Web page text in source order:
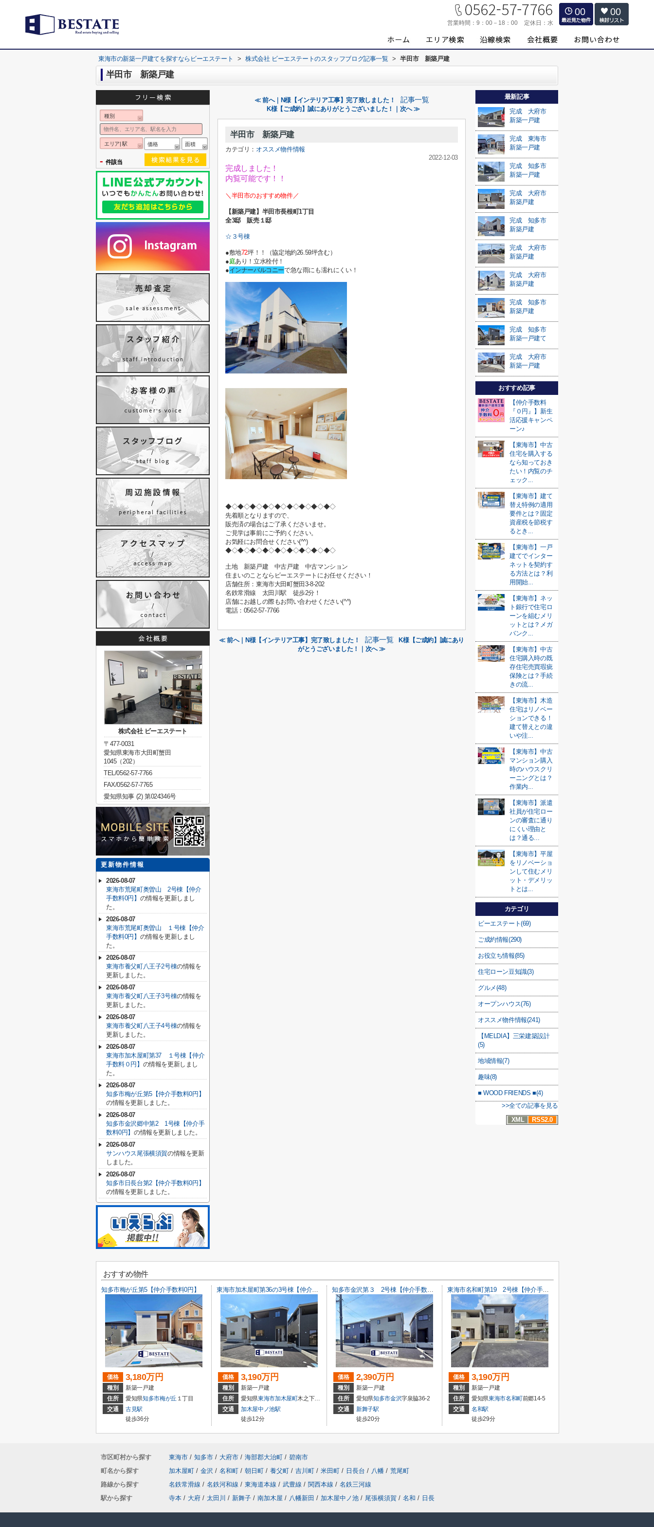
営業時間： 9：00－18：00 定休日： 水
00 00
東海市の新築一戸建てを探すならビーエステート > 株式会社 ビーエステートのスタッフブログ記事一覧 > 半田市 新築戸建
半田市 新築戸建
≪ 前へ｜N様【インテリア工事】完了致しました！ 記事一覧
K様【ご成約】誠にありがとうございました！｜次へ ≫
半田市 新築戸建
カテゴリ： オススメ物件情報
2022-12-03
完成しました！
内覧可能です！！
＼ 半田市のおすすめ物件／
【新築戸建】半田市長根町1丁目
全3邸 販売１邸
☆３号棟
●敷地72坪！！（協定地約26.59坪含む）
●庭あり！立水栓付！
●インナーバルコニーで急な雨にも濡れにくい！
◆◇◆◇◆◇◆◇◆◇◆◇◆◇◆◇◆◇
先着順となりますので、
販売済の場合はご了承くださいませ。
ご見学は事前にご予約ください。
お気軽にお問合せください(^^)
◆◇◆◇◆◇◆◇◆◇◆◇◆◇◆◇◆◇
土地 新築戸建 中古戸建 中古マンション
住まいのことならビーエステートにお任せください！
店舗住所：東海市大田町蟹田3-8-202
名鉄常滑線 太田川駅 徒歩2分！
店舗にお越しの際もお問い合わせください(^^)
電話：0562-57-7766
≪ 前へ｜N様【インテリア工事】完了致しました！ 記事一覧
K様【ご成約】誠にあり
がとうございました！｜次へ ≫
最新記事
完成 大府市
新築一戸建
完成 東海市
新築一戸建
完成 知多市
新築一戸建
完成 大府市
新築戸建
完成 知多市
新築戸建
完成 大府市
新築戸建
完成 大府市
新築戸建
完成 知多市
新築戸建
完成 知多市
新築一戸建て
完成 大府市
新築一戸建
おすすめ記事
【仲介手数料
『０円』】新生
活応援キャンペ
ーン♪
【東海市】中古
住宅を購入する
なら知っておき
たい！内覧のチ
ェック...
【東海市】建て
替え特例の適用
要件とは？固定
資産税を節税す
るとき...
【東海市】一戸
建てでインター
ネットを契約す
る方法とは？利
用開始...
【東海市】ネッ
ト銀行で住宅ロ
ーンを組むメリ
ットとは？メガ
バンク...
【東海市】中古
住宅購入時の既
存住宅売買瑕疵
保険とは？手続
きの流...
【東海市】木造
住宅はリノベー
ションできる！
建て替えとの違
いや注...
【東海市】中古
マンション購入
時のハウスクリ
ーニングとは？
作業内...
【東海市】派遣
社員が住宅ロー
ンの審査に通り
にくい理由と
は？通る...
【東海市】平屋
をリノベーショ
ンして住むメリ
ット・デメリッ
トとは...
カテゴリ
ビーエステート(69)
ご成約情報(290)
お役立ち情報(85)
住宅ローン豆知識(3)
グルメ(48)
オープンハウス(76)
オススメ物件情報(241)
【MELDIA】三栄建築設計
(5)
地域情報(7)
趣味(8)
■ WOOD FRIENDS ■(4)
>>全ての記事を見る
XML
RSS2.0
種別
エリア| 駅 価格 面積
- 件該当
株式会社 ビーエステート
〒477-0031
愛知県東海市大田町蟹田
1045（202）
TEL/0562-57-7766
FAX/0562-57-7765
愛知県知事 (2) 第024346号
更新物件情報
2026-08-07
東海市荒尾町奥曽山 2号棟【仲介
手数料0円】 の情報を更新しまし
た。
2026-08-07
東海市荒尾町奥曽山 １号棟【仲介
手数料0円】 の情報を更新しまし
た。
2026-08-07
東海市養父町八王子2号棟の情報を
更新しました。
2026-08-07
東海市養父町八王子3号棟の情報を
更新しました。
2026-08-07
東海市養父町八王子4号棟の情報を
更新しました。
2026-08-07
東海市加木屋町第37 １号棟【仲介
手数料０円】 の情報を更新しまし
た。
2026-08-07
知多市梅が丘第5【仲介手数料0円】
の情報を更新しました。
2026-08-07
知多市金沢郷中第2 1号棟【仲介手
数料0円】の情報を更新しました。
2026-08-07
サンハウス尾張横須賀の情報を更新
しました。
2026-08-07
知多市日長台第2【仲介手数料0円】
の情報を更新しました。
おすすめ物件
知多市梅が丘第5【仲介手数料0円】
価格 3,180万円
種別
新築一戸建
住所
愛知県知多市梅が丘 １丁目
交通
古見駅
徒歩36分
東海市加木屋町第36の3号棟【仲介手数料0円】
価格 3,190万円
種別
新築一戸建
住所
愛知県東海市加木屋町木之下152
交通
加木屋中ノ池駅
徒歩12分
知多市金沢第３ 2号棟【仲介手数料0円】
価格 2,390万円
種別
新築一戸建
住所
愛知県知多市金沢字泉脇36-2
交通
新舞子駅
徒歩20分
東海市名和町第19 2号棟【仲介手数料0円】
価格 3,190万円
種別
新築一戸建
住所
愛知県東海市名和町前郷14-5
交通
名和駅
徒歩29分
市区町村から探す 東海市 / 知多市 / 大府市 / 海部郡大治町 / 碧南市
町名から探す
加木屋町 / 金沢 / 名和町 / 朝日町 / 養父町 / 吉川町 / 米田町 / 日長台 / 八幡 / 荒尾町
路線から探す
名鉄常滑線 / 名鉄河和線 / 東海道本線 / 武豊線 / 関西本線 / 名鉄三河線
駅から探す
寺本 / 大府 / 太田川 / 新舞子 / 南加木屋 / 八幡新田 / 加木屋中ノ池 / 尾張横須賀 / 名和 / 日長